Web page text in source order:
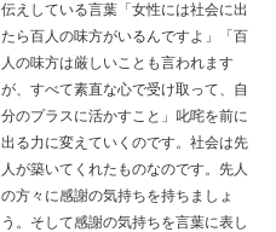
伝えしている言葉 「女性には社会に出
たら百人の味方がいるんですよ」
「百
人の味方は厳しいことも言われます
が、 すべて素直な心で受け取って、自
分のプラスに活かすこと」 叱咤を前に
出る力に変えていくのです。 社会は先
人が築いてくれたものなのです。先人
の方々に感謝の気持ちを持ちましょ
う。 そして感謝の気持ちを言葉に表し